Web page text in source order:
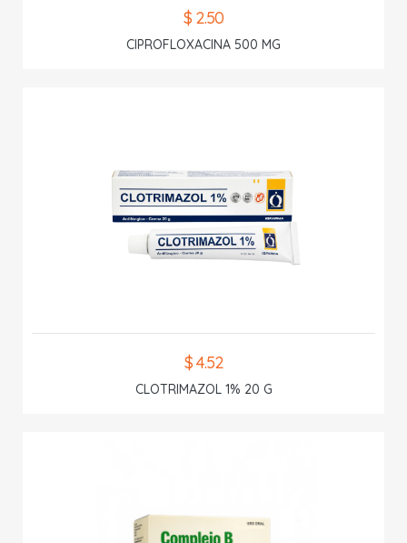
$ 2.50
CIPROFLOXACINA 500 MG
$ 4.52
CLOTRIMAZOL 1% 20 G